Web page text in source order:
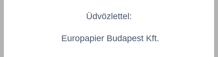
Üdvözlettel:
Europapier Budapest Kft.